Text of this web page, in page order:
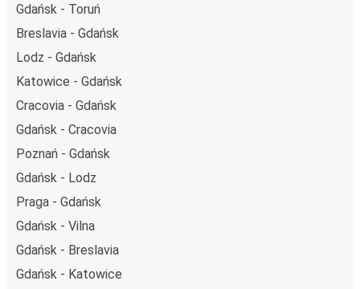
Gdańsk - Toruń
Breslavia - Gdańsk
Lodz - Gdańsk
Katowice - Gdańsk
Cracovia - Gdańsk
Gdańsk - Cracovia
Poznań - Gdańsk
Gdańsk - Lodz
Praga - Gdańsk
Gdańsk - Vilna
Gdańsk - Breslavia
Gdańsk - Katowice